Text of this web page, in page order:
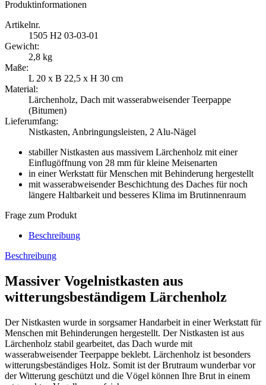
Produktinformationen
Artikelnr.
1505 H2 03-03-01
Gewicht:
2,8 kg
Maße:
L 20 x B 22,5 x H 30 cm
Material:
Lärchenholz, Dach mit wasserabweisender Teerpappe
(Bitumen)
Lieferumfang:
Nistkasten, Anbringungsleisten, 2 Alu-Nägel
stabiller Nistkasten aus massivem Lärchenholz mit einer
Einflugöffnung von 28 mm für kleine Meisenarten
in einer Werkstatt für Menschen mit Behinderung hergestellt
mit wasserabweisender Beschichtung des Daches für noch
längere Haltbarkeit und besseres Klima im Brutinnenraum
Frage zum Produkt
Beschreibung
Beschreibung
Massiver Vogelnistkasten aus
witterungsbeständigem Lärchenholz
Der Nistkasten wurde in sorgsamer Handarbeit in einer Werkstatt für
Menschen mit Behinderungen hergestellt. Der Nistkasten ist aus
Lärchenholz stabil gearbeitet, das Dach wurde mit
wasserabweisender Teerpappe beklebt. Lärchenholz ist besonders
witterungsbeständiges Holz. Somit ist der Brutraum wunderbar vor
der Witterung geschützt und die Vögel können Ihre Brut in einem